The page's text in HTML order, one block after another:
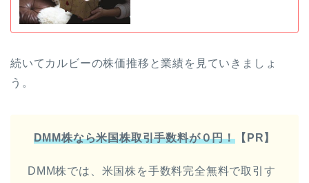
続いてカルビーの株価推移と業績を見ていきましょ
う。
DMM株なら米国株取引手数料が０円！ 【PR】
DMM株では、米国株を手数料完全無料で取引す